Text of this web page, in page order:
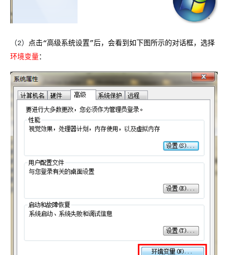
（2） 点击“高级系统设置”后，会看到如下图所示的对话框，选择
环境变量：